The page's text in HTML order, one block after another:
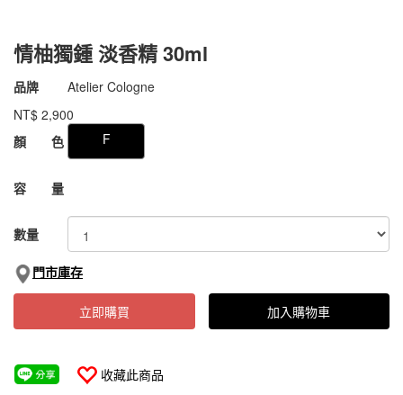
情柚獨鍾 淡香精 30ml
商品代號 011aAC008
011aAC008
品牌
Atelier Cologne
NT$ 2,900
GOODS000000000000007576574
顏 色 F
容 量
數量
門市庫存
立即購買 加入購物車
收藏此商品